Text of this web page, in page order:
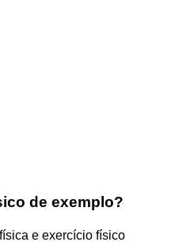
de exemplo?
e exercício físico